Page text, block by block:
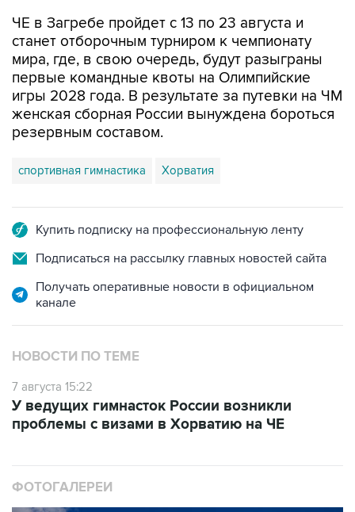
ЧЕ в Загребе пройдет с 13 по 23 августа и
станет отборочным турниром к чемпионату
мира, где, в свою очередь, будут разыграны
первые командные квоты на Олимпийские
игры 2028 года. В результате за путевки на ЧМ
женская сборная России вынуждена бороться
резервным составом.
спортивная гимнастика Хорватия
Купить подписку на профессиональную ленту
Подписаться на рассылку главных новостей сайта
Получать оперативные новости в официальном
канале
НОВОСТИ ПО ТЕМЕ
7 августа 15:22
У ведущих гимнасток России возникли
проблемы с визами в Хорватию на ЧЕ
ФОТОГАЛЕРЕИ